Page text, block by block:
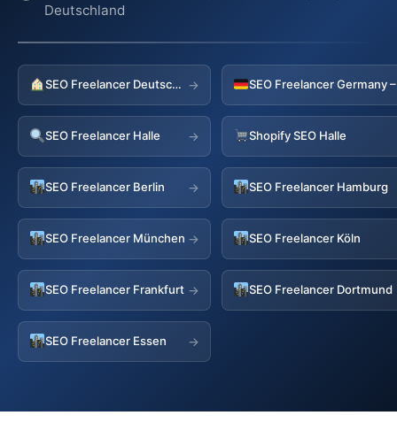
Deutschland
SEO Freelancer Deutschland →
SEO Freelancer Halle → Shopify SEO Halle
SEO Freelancer Berlin → SEO Freelancer Hamburg
SEO Freelancer München → SEO Freelancer Köln
SEO Freelancer Frankfurt → SEO Freelancer Dortmund
SEO Freelancer Essen →